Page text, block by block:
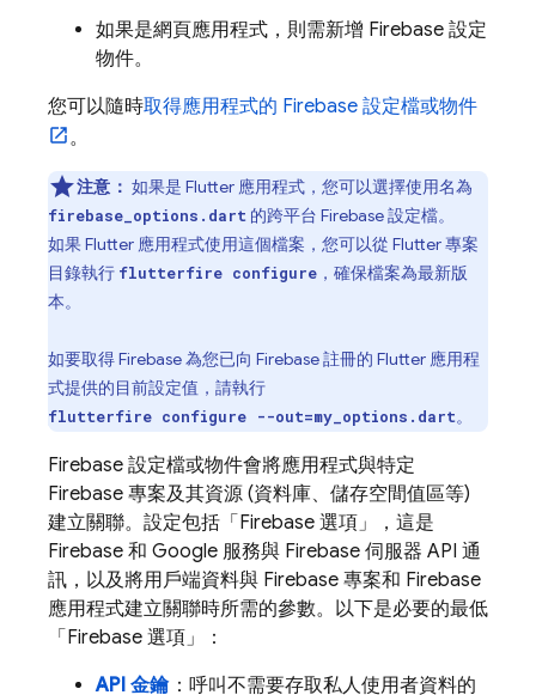
如果是網頁應用程式，則需新增 Firebase 設定
物件。
您可以隨時取得應用程式的 Firebase 設定檔或物件
。
注意： 如果是 Flutter 應用程式，您可以選擇使用名為
firebase_options.dart 的跨平台 Firebase 設定檔。
如果 Flutter 應用程式使用這個檔案，您可以從 Flutter 專案
目錄執行 flutterfire configure ，確保檔案為最新版
本。
如要取得 Firebase 為您已向 Firebase 註冊的 Flutter 應用程
式提供的目前設定值，請執行
flutterfire configure --out=my_options.dart。
Firebase 設定檔或物件會將應用程式與特定
Firebase 專案及其資源 (資料庫、儲存空間值區等)
建立關聯。設定包括「Firebase 選項」，這是
Firebase 和 Google 服務與 Firebase 伺服器 API 通
訊，以及將用戶端資料與 Firebase 專案和 Firebase
應用程式建立關聯時所需的參數。以下是必要的最低
「Firebase 選項」：
API 金鑰：呼叫不需要存取私人使用者資料的